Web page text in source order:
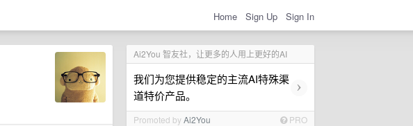
Home Sign Up Sign In
Ai2You 智友社，让更多的人用上更好的AI
我们为您提供稳定的主流AI特殊渠
道特价产品。
›
Promoted byAi2You PRO